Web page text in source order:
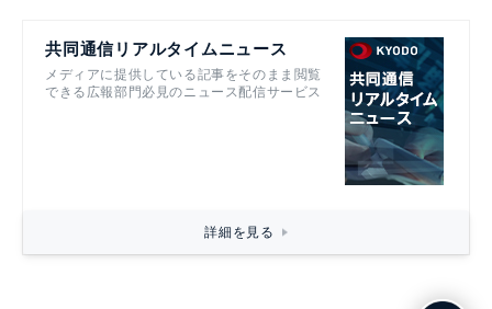
共同通信リアルタイムニュース
メディアに提供している記事をそのまま閲覧
できる広報部門必見のニュース配信サービス
詳細を見る